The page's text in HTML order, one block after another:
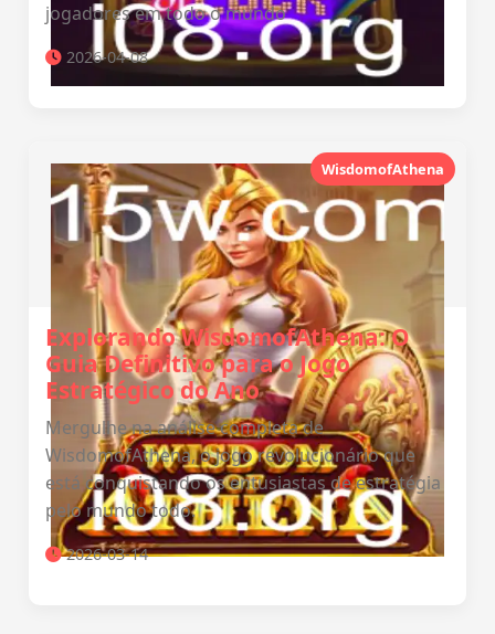
jogadores em todo o mundo
2026-04-08
WisdomofAthena
Explorando WisdomofAthena: O
Guia Definitivo para o Jogo
Estratégico do Ano
Mergulhe na análise completa de
WisdomofAthena, o jogo revolucionário que
está conquistando os entusiastas de estratégia
pelo mundo todo.
2026-03-14